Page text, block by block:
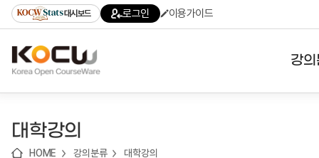
기
기
기
content)
가
대시보드 로그인 이용가이드
강
대학강의
HOME 강의분류 대학강의